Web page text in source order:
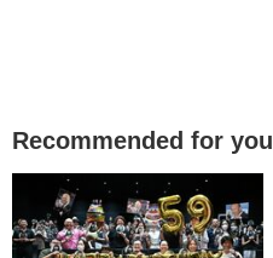
Recommended for you